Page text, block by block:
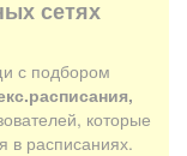
сетях
с подбором
которые
в расписаниях.